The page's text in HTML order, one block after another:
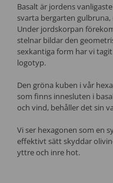
Basalt är jordens
svarta bergarten
Under jordskorpan
stelnar bildar den
sexkantiga form har vi
logotyp.
Den gröna kuben i vår
som finns innesluten i
och vind, behåller det sin
Vi ser hexagonen som en
effektivt sätt skyddar
yttre och inre hot.